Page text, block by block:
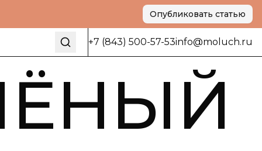
Опубликовать статью
+7 (843) 500-57-53info@moluch.ru